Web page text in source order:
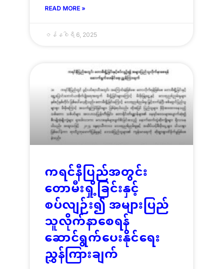
READ MORE »
ဇန်နဝါရီ 6, 2025
ကရင်နီပြည်အတွင်း
တောမီးရှို့ခြင်းနှင့်
စပ်လျဉ်း၍ အများပြည်
သူလိုက်နာစေရန်
ဆောင်ရွက်ပေးနိုင်ရေး
ညွှန်ကြားချက်